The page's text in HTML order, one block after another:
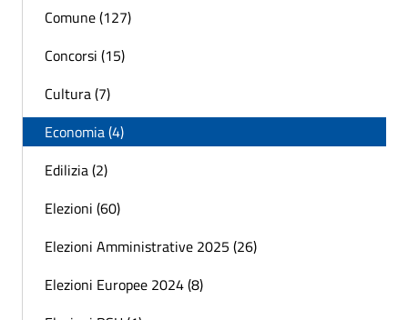
Comune (127)
Concorsi (15)
Cultura (7)
Economia (4)
Edilizia (2)
Elezioni (60)
Elezioni Amministrative 2025 (26)
Elezioni Europee 2024 (8)